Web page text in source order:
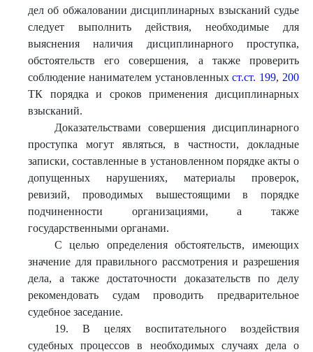
дел об обжаловании дисциплинарных взысканий судье
следует выполнить действия, необходимые для
выяснения наличия дисциплинарного проступка,
обстоятельств его совершения, а также проверить
соблюдение нанимателем установленныхст.ст. 199, 200
ТК порядка и сроков применения дисциплинарных
взысканий.
Доказательствами совершения дисциплинарного
проступка могут являться, в частности, докладные
записки, составленные в установленном порядке акты о
допущенных нарушениях, материалы проверок,
ревизий, проводимых вышестоящими в порядке
подчиненности организациями, а также
государственными органами.
С целью определения обстоятельств, имеющих
значение для правильного рассмотрения и разрешения
дела, а также достаточности доказательств по делу
рекомендовать судам проводить предварительное
судебное заседание.
19. В целях воспитательного воздействия
судебных процессов в необходимых случаях дела о